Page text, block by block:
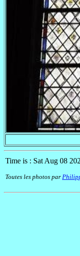
Time is : Sat Aug 08
Toutes les photos par